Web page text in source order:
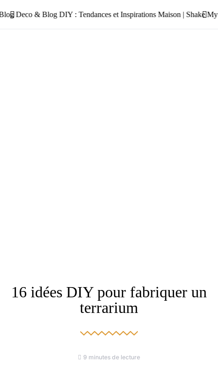
16 idées DIY pour fabriquer un
terrarium
9 minutes de lecture